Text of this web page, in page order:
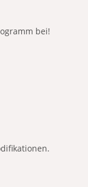
bei!